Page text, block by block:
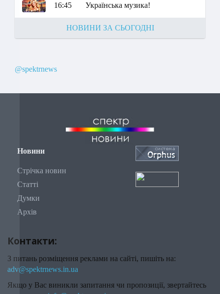
16:45 Українська музика!
НОВИНИ ЗА СЬОГОДНІ
@spektrnews
Новини
Стрічка новин
Статті
Думки
Архів
Контакти:
З питань розміщення реклами на сайті, пишіть на:
adv@spektrnews.in.ua
Якщо у Вас виникли запитання чи пропозиції, звертайтесь